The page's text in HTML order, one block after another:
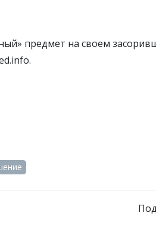
предмет на своем